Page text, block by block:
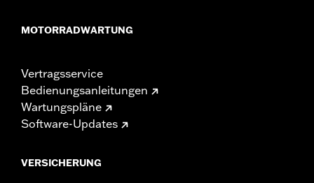
MOTORRADWARTUNG
Vertragsservice
Bedienungsanleitungen
Wartungspläne
Software-Updates
VERSICHERUNG